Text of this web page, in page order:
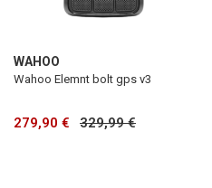
WAHOO
Wahoo Elemnt bolt gps v3
279,90 € 329,99 €